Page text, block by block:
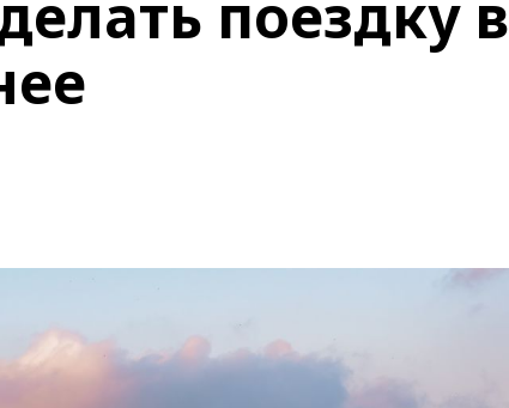
поездку в